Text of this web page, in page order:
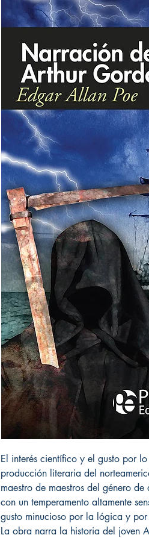
El interés científico y el gusto por
producción literaria del
maestro de maestros del género
con un temperamento altamente
gusto minucioso por la lógica y
La obra narra la historia del joven